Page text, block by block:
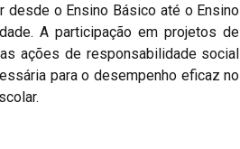
desde o Ensino Básico até o Ensino
A participação em projetos de
ações de responsabilidade social
para o desempenho eficaz no